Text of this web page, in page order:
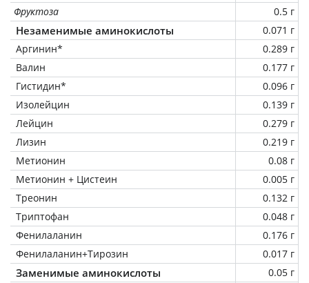
Фруктоза
0.5 г
Незаменимые аминокислоты
0.071 г
Аргинин*
0.289 г
Валин
0.177 г
Гистидин*
0.096 г
Изолейцин
0.139 г
Лейцин
0.279 г
Лизин
0.219 г
Метионин
0.08 г
Метионин + Цистеин
0.005 г
Треонин
0.132 г
Триптофан
0.048 г
Фенилаланин
0.176 г
Фенилаланин+Тирозин
0.017 г
Заменимые аминокислоты
0.05 г